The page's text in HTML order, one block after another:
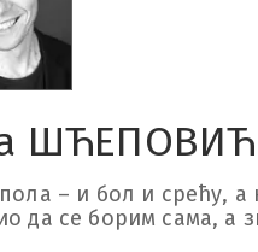
ШЋЕПОВИЋ
– и бол и срећу,
да се борим сама, а